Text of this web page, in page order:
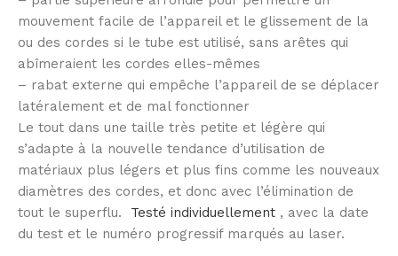
mouvement facile de l’appareil et le glissement de la
ou des cordes si le tube est utilisé, sans arêtes qui
abîmeraient les cordes elles-mêmes
– rabat externe qui empêche l’appareil de se déplacer
latéralement et de mal fonctionner
Le tout dans une taille très petite et légère qui
s’adapte à la nouvelle tendance d’utilisation de
matériaux plus légers et plus fins comme les nouveaux
diamètres des cordes, et donc avec l’élimination de
tout le superflu. Testé individuellement , avec la date
du test et le numéro progressif marqués au laser.